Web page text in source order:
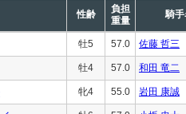
性齢
負担
重量
騎手
牡5 57.0 佐藤 哲三
牡4 57.0 和田 竜二
牝4 55.0 岩田 康誠